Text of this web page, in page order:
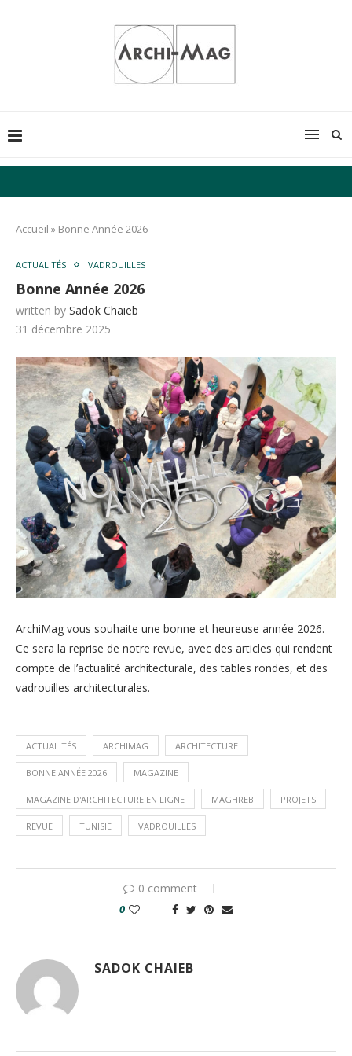
Accueil » Bonne Année 2026
ACTUALITÉS VADROUILLES
Bonne Année 2026
written by Sadok Chaieb
31 décembre 2025
ArchiMag vous souhaite une bonne et heureuse année 2026.
Ce sera la reprise de notre revue, avec des articles qui rendent
compte de l’actualité architecturale, des tables rondes, et des
vadrouilles architecturales.
ACTUALITÉS ARCHIMAG ARCHITECTURE
BONNE ANNÉE 2026 MAGAZINE
MAGAZINE D'ARCHITECTURE EN LIGNE MAGHREB PROJETS
REVUE TUNISIE VADROUILLES
0 comment
0
SADOK CHAIEB